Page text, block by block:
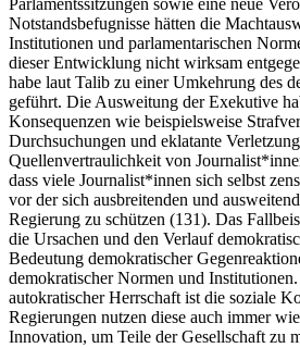
Parlamentssitzungen sowie eine neue
Notstandsbefugnisse hätten die
Institutionen und parlamentarischen
dieser Entwicklung nicht wirksam
habe laut Talib zu einer Umkehrung des
geführt. Die Ausweitung der Exekutive
Konsequenzen wie beispielsweise
Durchsuchungen und eklatante
Quellenvertraulichkeit von
dass viele Journalist*innen sich selbst
vor der sich ausbreitenden und
Regierung zu schützen (131). Das
die Ursachen und den Verlauf
Bedeutung demokratischer
demokratischer Normen und
autokratischer Herrschaft ist die soziale
Regierungen nutzen diese auch immer
Innovation, um Teile der Gesellschaft zu